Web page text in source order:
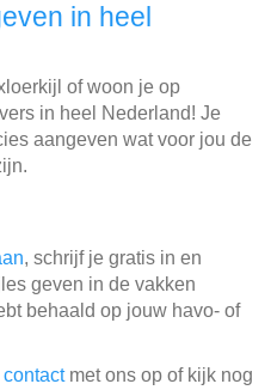
in heel
of woon je op
in heel Nederland! Je
aangeven wat voor jou de
, schrijf je gratis in en
geven in de vakken
behaald op jouw havo- of
contactmet ons op of kijk nog